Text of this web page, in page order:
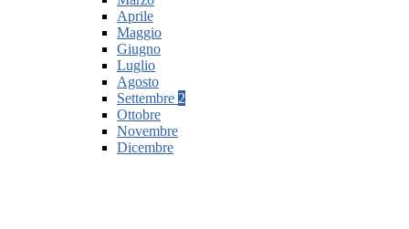
Aprile
Maggio
Giugno
Luglio
Agosto
Settembre 2
Ottobre
Novembre
Dicembre